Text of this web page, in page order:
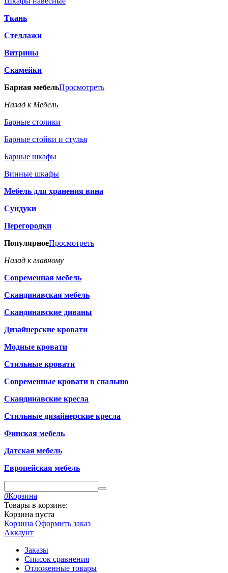
Ткань
Стеллажи
Витрины
Скамейки
Барная мебельПросмотреть
Назад к Мебель
Барные столики
Барные стойки и стулья
Барные шкафы
Винные шкафы
Мебель для хранения вина
Сундуки
Перегородки
ПопулярноеПросмотреть
Назад к главному
Современная мебель
Скандинавская мебель
Скандинавские диваны
Дизайнерские кровати
Модные кровати
Стильные кровати
Современные кровати в спальню
Скандинавские кресла
Стильные дизайнерские кресла
Финская мебель
Датская мебель
Европейская мебель
0Корзина
Товары в корзине:
Корзина пуста
Корзина Оформить заказ
Аккаунт
Заказы
Список сравнения
Отложенные товары